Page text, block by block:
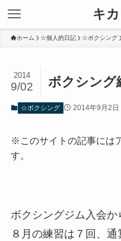
キ
ホーム ☆個人的日記 ☆ボクシング
ボクシング
2014
9/02
☆ボクシング 2014年9月2日
※このサイトの記事には
す。
ボクシングジム入会か
８月の練習は７回、通